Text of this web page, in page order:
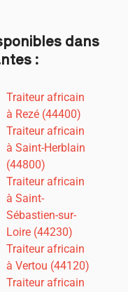
dans
:
Traiteur africain
à Rezé (44400)
Traiteur africain
à Saint-Herblain
(44800)
Traiteur africain
à Saint-
Sébastien-sur-
Loire (44230)
Traiteur africain
à Vertou (44120)
Traiteur africain